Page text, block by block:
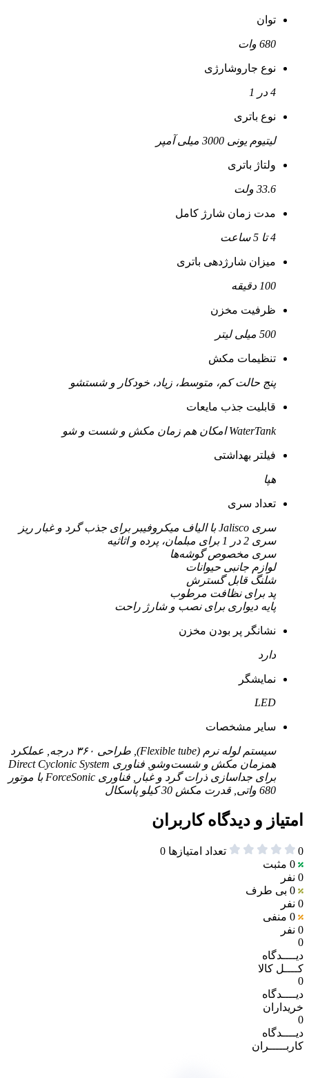
توان
680 وات
نوع جاروشارژی
4 در 1
نوع باتری
لیتیوم یونی 3000 میلی آمپر
ولتاژ باتری
33.6 ولت
مدت زمان شارژ کامل
4 تا 5 ساعت
میزان شارژدهی باتری
100 دقیقه
ظرفیت مخزن
500 میلی لیتر
تنظیمات مکش
پنج حالت کم، متوسط، زیاد، خودکار و شستشو
قابلیت جذب مایعات
WaterTank امکان هم زمان مکش و شست‌ و شو
فیلتر بهداشتی
هپا
تعداد سری
سری Jalisco با الیاف میکروفیبر برای جذب گرد و غبار ریز
سری 2 در 1 برای مبلمان، پرده و اثاثیه
سری مخصوص گوشه‌ها
لوازم جانبی حیوانات
شلنگ قابل گسترش
پد برای نظافت مرطوب
پایه دیواری برای نصب و شارژ راحت
نشانگر پر بودن مخزن
دارد
نمایشگر
LED
سایر مشخصات
سیستم لوله‌ نرم (Flexible tube), طراحی ۳۶۰ درجه, عملکرد
همزمان مکش و شست‌وشو, فناوری Direct Cyclonic System
برای جداسازی ذرات گرد و غبار, فناوری ForceSonic با موتور
680 واتی, قدرت مکش 30 کیلو پاسکال
امتیاز و دیدگاه کاربران
0 تعداد امتیازها 0
0 مثبت
0 نفر
0 بی طرف
0 نفر
0 منفی
0 نفر
0
دیــــدگاه
کــــل کالا
0
دیــــدگاه
خریداران
0
دیــــدگاه
کاربـــــران